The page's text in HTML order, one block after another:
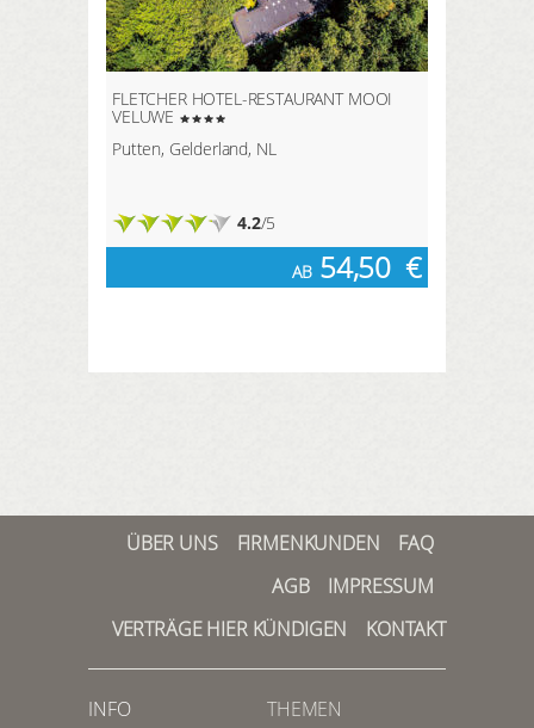
FLETCHER HOTEL-RESTAURANT MOOI
VELUWE
Putten, Gelderland, NL
4.2/5
AB 54,50 €
ÜBER UNS FIRMENKUNDEN
FAQ
AGB
IMPRESSUM
VERTRÄGE HIER KÜNDIGEN
KONTAKT
INFO THEMEN